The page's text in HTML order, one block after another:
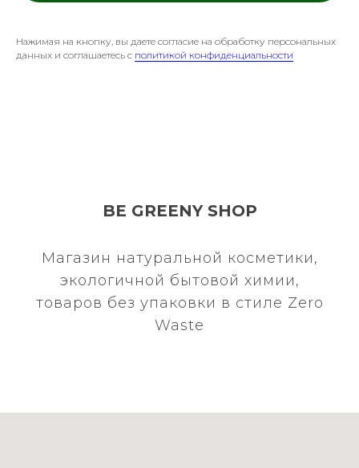
Нажимая на кнопку, вы даете согласие на обработку персональных
данных и соглашаетесь c политикой конфиденциальности
BE GREENY SHOP
Магазин натуральной косметики,
экологичной бытовой химии,
товаров без упаковки в стиле Zero
Waste